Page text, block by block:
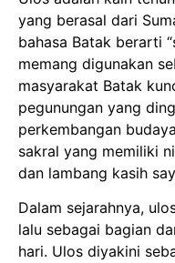
yang berasal dari
bahasa Batak berarti
memang digunakan
masyarakat Batak
pegunungan yang
perkembangan
sakral yang memiliki
dan lambang kasih
Dalam sejarahnya,
lalu sebagai bagian
hari. Ulos diyakini